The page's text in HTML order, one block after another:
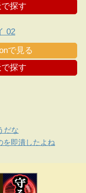
探す
02
で見る
探す
だな
を即潰したよね